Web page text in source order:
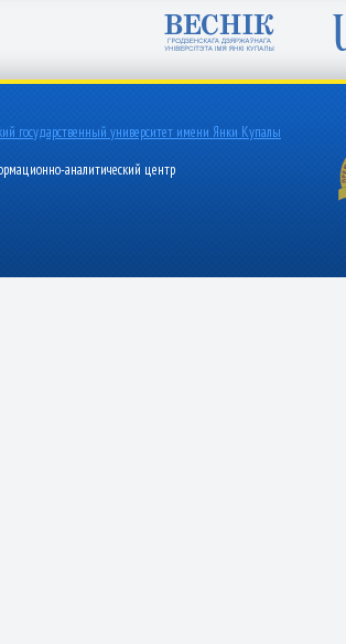
государственный университет имени Янки Купалы
аналитический центр